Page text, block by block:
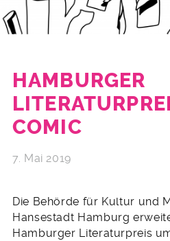
HAMBURGER
COMIC
7. Mai 2019
Die Behörde für Kultur und
Hansestadt Hamburg
Hamburger Literaturpreis